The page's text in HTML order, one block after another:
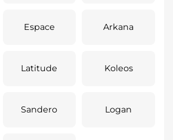
Espace Arkana
Latitude Koleos
Sandero Logan